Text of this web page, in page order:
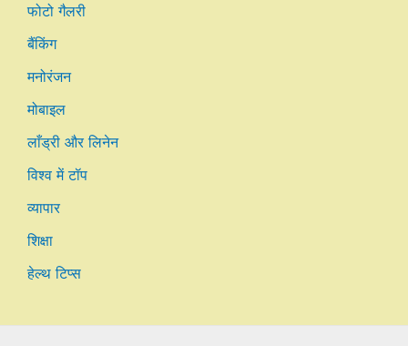
फोटो गैलरी
बैंकिंग
मनोरंजन
मोबाइल
लाँड्री और लिनेन
विश्व में टॉप
व्यापार
शिक्षा
हेल्थ टिप्स